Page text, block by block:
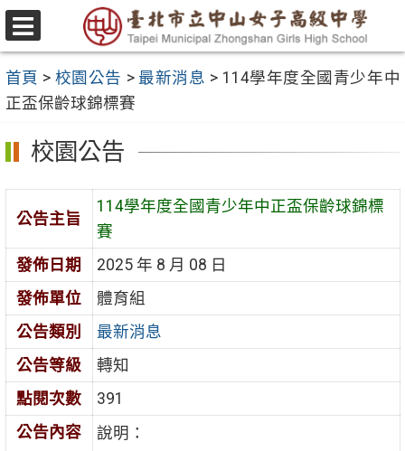
跳
至
要
內
容
區
選
單
首頁 > 校園公告 > 最新消息 > 114學年度全國青少年中
正盃保齡球錦標賽
校園公告
公告主旨
114學年度全國青少年中正盃保齡球錦標
賽
發佈日期
2025 年 8 月 08 日
發佈單位
體育組
公告類別
最新消息
公告等級
轉知
點閱次數
391
公告內容
說明：